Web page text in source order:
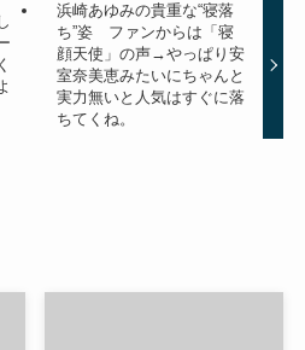
浜崎あゆみの貴重な“寝落
ち”姿 ファンからは「寝
顔天使」の声→やっぱり安
室奈美恵みたいにちゃんと
実力無いと人気はすぐに落
ちてくね。